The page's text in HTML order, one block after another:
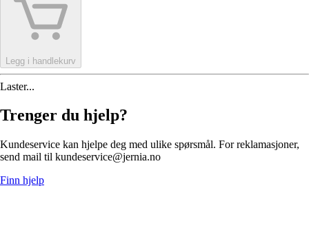
Legg i handlekurv
Laster...
Trenger du hjelp?
Kundeservice kan hjelpe deg med ulike spørsmål. For reklamasjoner,
send mail til kundeservice@jernia.no
Finn hjelp